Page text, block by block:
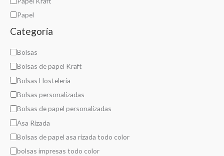
a
t
r
i
a
l
Papel
Categoría
C
a
t
e
g
o
r
í
Bolsas
Bolsas de papel Kraft
Bolsas Hostelería
Bolsas personalizadas
Bolsas de papel personalizadas
Asa Rizada
Bolsas de papel asa rizada todo color
bolsas impresas todo color